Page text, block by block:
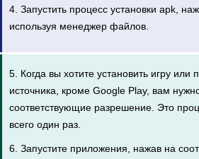
4. Запустить процесс установки apk,
используя менеджер файлов.
5. Когда вы хотите установить игру или
источника, кроме Google Play, вам
соответствующие разрешение. Это
всего один раз.
6. Запустите приложения, нажав на